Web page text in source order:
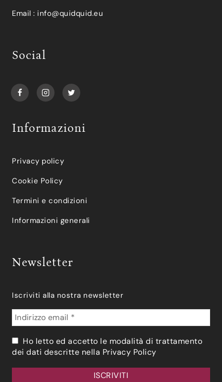
Email : info@quidquid.eu
Social
Informazioni
Privacy policy
Cookie Policy
Termini e condizioni
Informazioni generali
Newsletter
Iscriviti alla nostra newsletter
Ho letto ed accetto le modalità di trattamento
dei dati descritte nella Privacy Policy